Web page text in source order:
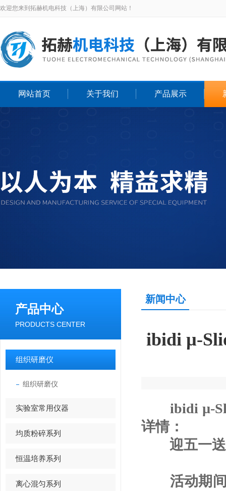
欢迎您来到拓赫机电科技（上海）有限公司网站！
网站首页 关于我们 产品展示
产品中心
PRODUCTS CENTER
组织研磨仪
组织研磨仪
实验室常用仪器
均质粉碎系列
恒温培养系列
离心混匀系列
新闻中心
ibidi µ-
ibidi µ-
详情：
迎五一
活动期间